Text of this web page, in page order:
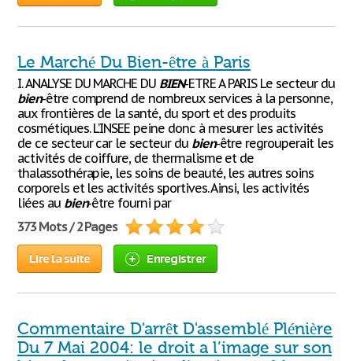
Le Marché Du Bien-être à Paris
I. ANALYSE DU MARCHE DU BIEN-ETRE A PARIS Le secteur du
bien-être comprend de nombreux services à la personne,
aux frontières de la santé, du sport et des produits
cosmétiques. L’INSEE peine donc à mesurer les activités
de ce secteur car le secteur du bien-être regrouperait les
activités de coiffure, de thermalisme et de
thalassothérapie, les soins de beauté, les autres soins
corporels et les activités sportives. Ainsi, les activités
liées au bien-être fourni par
373 Mots / 2 Pages
Lire la suite Enregistrer
Commentaire D'arrêt D'assemblé Plénière
Du 7 Mai 2004: le droit a l’image sur son